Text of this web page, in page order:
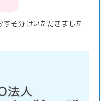
すそ分けいただきました